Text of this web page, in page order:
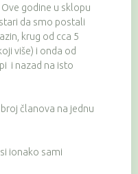
godine u sklopu
da smo postali
krug od cca 5
više) i onda od
i nazad na isto
članova na jednu
ionako sami